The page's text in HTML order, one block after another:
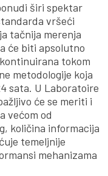
širi spektar
vršeći
tačnija merenja
će biti apsolutno
tokom
metodologije koja
sata. U Laboratoire
će se meriti i
većom od
količina informacija
temeljnije
mehanizama